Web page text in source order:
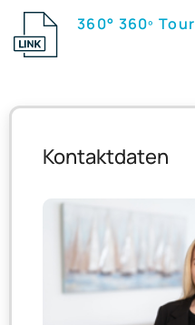
360° 360º Tour
Kontaktdaten